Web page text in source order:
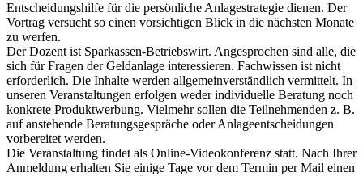
Entscheidungshilfe für die persönliche Anlagestrategie dienen. Der
Vortrag versucht so einen vorsichtigen Blick in die nächsten Monate
zu werfen.
Der Dozent ist Sparkassen-Betriebswirt. Angesprochen sind alle, die
sich für Fragen der Geldanlage interessieren. Fachwissen ist nicht
erforderlich. Die Inhalte werden allgemeinverständlich vermittelt. In
unseren Veranstaltungen erfolgen weder individuelle Beratung noch
konkrete Produktwerbung. Vielmehr sollen die Teilnehmenden z. B.
auf anstehende Beratungsgespräche oder Anlageentscheidungen
vorbereitet werden.
Die Veranstaltung findet als Online-Videokonferenz statt. Nach Ihrer
Anmeldung erhalten Sie einige Tage vor dem Termin per Mail einen